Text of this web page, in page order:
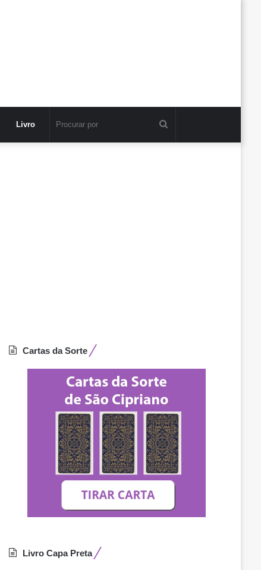
Livro
Cartas da Sorte
Livro Capa Preta